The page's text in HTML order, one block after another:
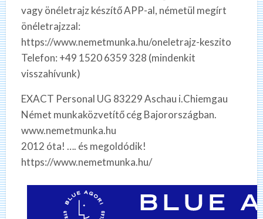
vagy önéletrajz készítő APP-al, németül megírt
önéletrajzzal:
https://www.nemetmunka.hu/oneletrajz-keszito
Telefon: +49 1520 6359 328 (mindenkit
visszahívunk)
EXACT Personal UG 83229 Aschau i.Chiemgau
Német munkaközvetítő cég Bajorországban.
www.nemetmunka.hu
2012 óta! …. és megoldódik!
https://www.nemetmunka.hu/